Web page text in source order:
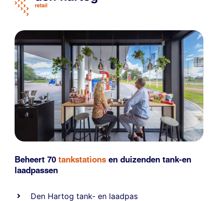
Beheert 70 tankstations en duizenden tank-en
laadpassen
Den Hartog tank- en laadpas